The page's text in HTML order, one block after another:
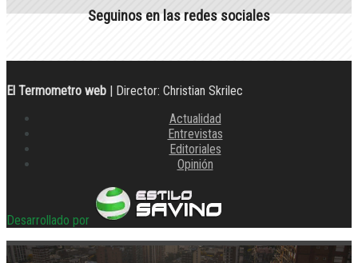
Seguinos en las redes sociales
El Termometro web | Director: Christian Skrilec
Actualidad
Entrevistas
Editoriales
Opinión
Desarrollado por